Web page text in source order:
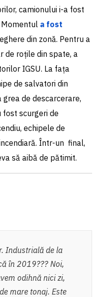
camionului i-a fost
a fost
din zonă. Pentru a
de roțile din spate, a
IGSU. La fața
de salvatori din
de descarcerare,
fost scurgeri de
echipele de
Într-un final,
să aibă de pătimit.
Industrială de la
în 2019??? Noi,
odihnă nici zi,
mare tonaj. Este